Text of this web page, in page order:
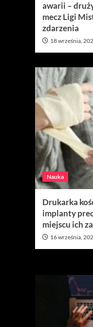
awarii –
mecz Ligi
zdarzenia
18 września,
Nauka
Drukarka
implanty
miejscu ich
16 września,